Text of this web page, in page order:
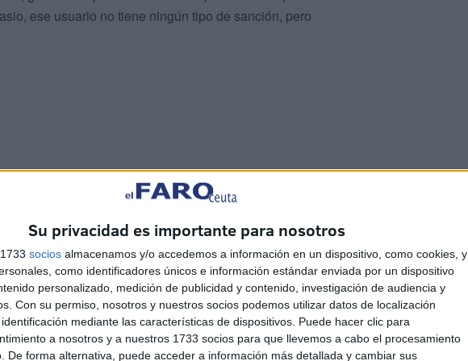
Su privacidad es importante para nosotros
socios almacenamos y/o accedemos a información en un dispositivo, como cookies, y
como identificadores únicos e información estándar enviada por un dispositivo
personalizado, medición de publicidad y contenido, investigación de audiencia y
Con su permiso, nosotros y nuestros socios podemos utilizar datos de localización
mediante las características de dispositivos. Puede hacer clic para
a nosotros y a nuestros 1733 socios para que llevemos a cabo el procesamiento
De forma alternativa, puede acceder a información más detallada y cambiar sus
ese usuario no tiene ningún tipo de sanción, pero
debida sanción, pero un año después seguimos igual
una cita y no hay ningún tipo de amonestación
personas que han puesto reclamaciones. Yo ya puse